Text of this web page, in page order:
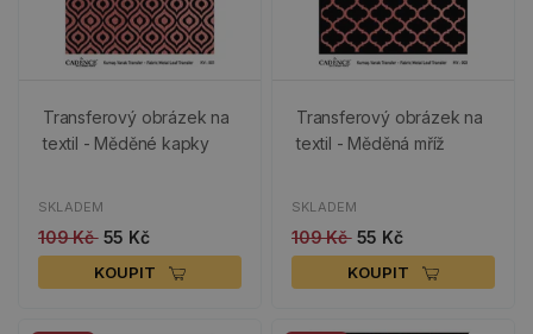
Transferový obrázek na
textil - Měděné kapky
SKLADEM
109 Kč 55 Kč
KOUPIT
Transferový obrázek na
textil - Měděná mříž
SKLADEM
109 Kč 55 Kč
KOUPIT